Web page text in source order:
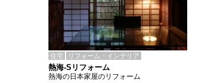
住宅 リフォーム・インテリア
熱海-Sリフォーム
熱海の日本家屋のリフォーム